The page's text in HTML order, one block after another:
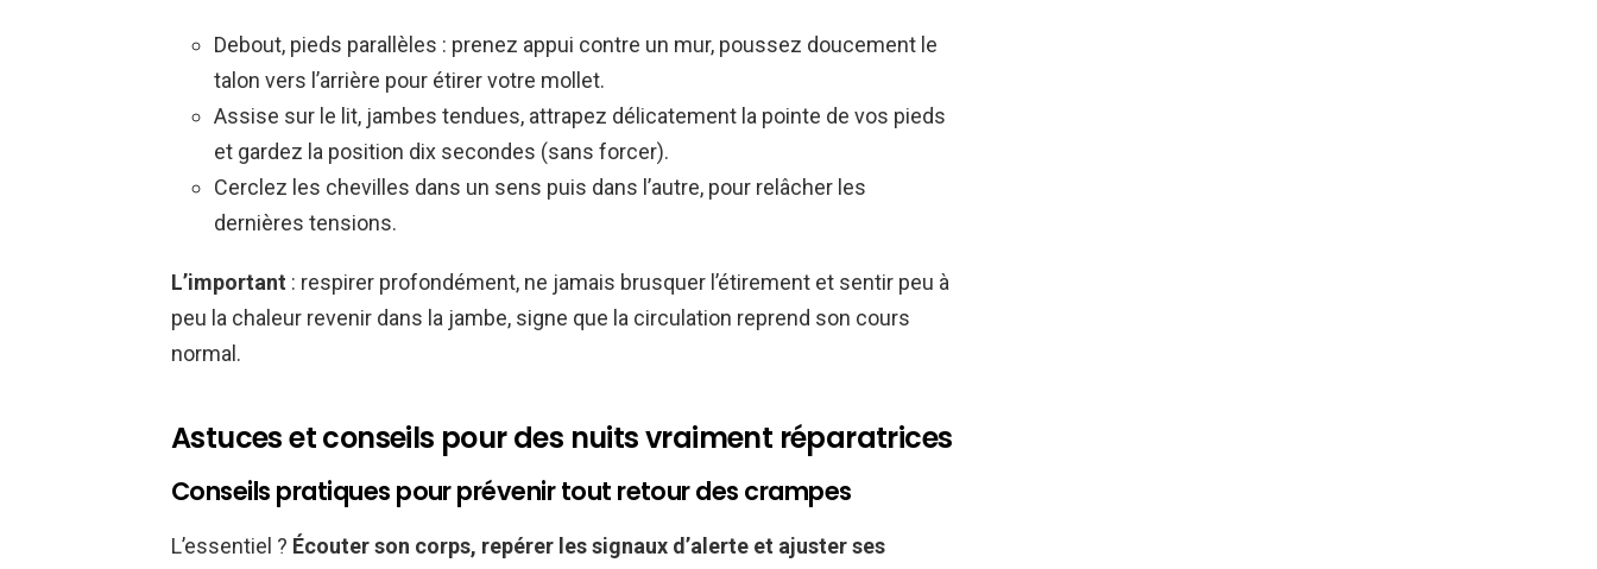
Debout, pieds parallèles : prenez appui contre un mur, poussez doucement le
talon vers l’arrière pour étirer votre mollet.
Assise sur le lit, jambes tendues, attrapez délicatement la pointe de vos pieds
et gardez la position dix secondes (sans forcer).
Cerclez les chevilles dans un sens puis dans l’autre, pour relâcher les
dernières tensions.
L’important : respirer profondément, ne jamais brusquer l’étirement et sentir peu à
peu la chaleur revenir dans la jambe, signe que la circulation reprend son cours
normal.
Astuces et conseils pour des nuits vraiment réparatrices
Conseils pratiques pour prévenir tout retour des crampes
L’essentiel ? Écouter son corps, repérer les signaux d’alerte et ajuster ses